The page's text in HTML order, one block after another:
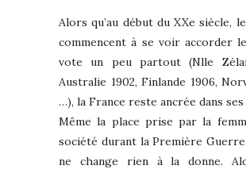
Alors qu’au début du XXe siècle,
commencent à se voir accorder
vote un peu partout (Nlle
Australie 1902, Finlande 1906,
…), la France reste ancrée dans
Même la place prise par la
société durant la Première
ne change rien à la donne.